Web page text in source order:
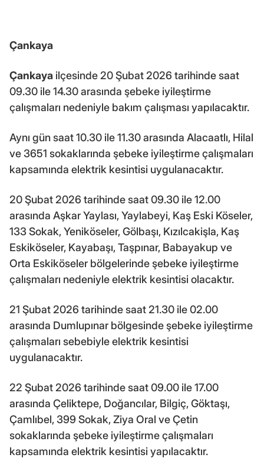
Çankaya
Çankaya ilçesinde 20 Şubat 2026 tarihinde saat
09.30 ile 14.30 arasında şebeke iyileştirme
çalışmaları nedeniyle bakım çalışması yapılacaktır.
Aynı gün saat 10.30 ile 11.30 arasında Alacaatlı, Hilal
ve 3651 sokaklarında şebeke iyileştirme çalışmaları
kapsamında elektrik kesintisi uygulanacaktır.
20 Şubat 2026 tarihinde saat 09.30 ile 12.00
arasında Aşkar Yaylası, Yaylabeyi, Kaş Eski Köseler,
133 Sokak, Yeniköseler, Gölbaşı, Kızılcakişla, Kaş
Eskiköseler, Kayabaşı, Taşpınar, Babayakup ve
Orta Eskiköseler bölgelerinde şebeke iyileştirme
çalışmaları nedeniyle elektrik kesintisi olacaktır.
21 Şubat 2026 tarihinde saat 21.30 ile 02.00
arasında Dumlupınar bölgesinde şebeke iyileştirme
çalışmaları sebebiyle elektrik kesintisi
uygulanacaktır.
22 Şubat 2026 tarihinde saat 09.00 ile 17.00
arasında Çeliktepe, Doğancılar, Bilgiç, Göktaşı,
Çamlıbel, 399 Sokak, Ziya Oral ve Çetin
sokaklarında şebeke iyileştirme çalışmaları
kapsamında elektrik kesintisi yapılacaktır.